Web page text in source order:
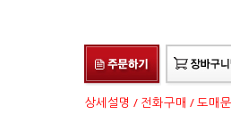
상세설명 / 전화구매 / 도매